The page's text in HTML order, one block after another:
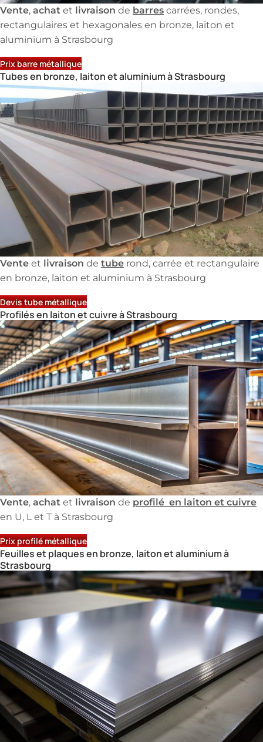
Vente,achatet livraison de barrescarrées, rondes,
rectangulaires et hexagonales en bronze, laiton et
aluminium à Strasbourg
Prix barre métallique
Tubes en bronze, laiton et aluminium à Strasbourg
Venteet livraison de tube rond, carrée et rectangulaire
en bronze, laiton et aluminium à Strasbourg
Devis tube métallique
Profilés en laiton et cuivre à Strasbourg
Vente,achatet livraison de profilé en laiton et cuivre
en U, L et T à Strasbourg
Prix profilé métallique
Feuilles et plaques en bronze, laiton et aluminium à
Strasbourg